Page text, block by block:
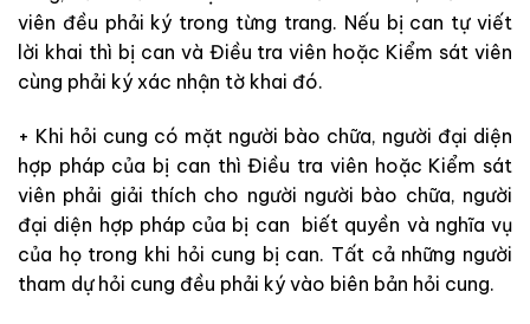
viên đều phải ký trong từng trang. Nếu bị can tự viết
lời khai thì bị can và Điều tra viên hoặc Kiểm sát viên
cùng phải ký xác nhận tờ khai đó.
+ Khi hỏi cung có mặt người bào chữa, người đại diện
hợp pháp của bị can thì Điều tra viên hoặc Kiểm sát
viên phải giải thích cho người người bào chữa, người
đại diện hợp pháp của bị can biết quyền và nghĩa vụ
của họ trong khi hỏi cung bị can. Tất cả những người
tham dự hỏi cung đều phải ký vào biên bản hỏi cung.